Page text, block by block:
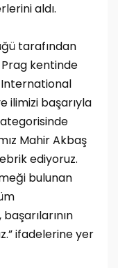
aldı.
tarafından
Prag kentinde
International
ilimizi başarıyla
Mahir Akbaş
ediyoruz.
bulunan
ifadelerine yer